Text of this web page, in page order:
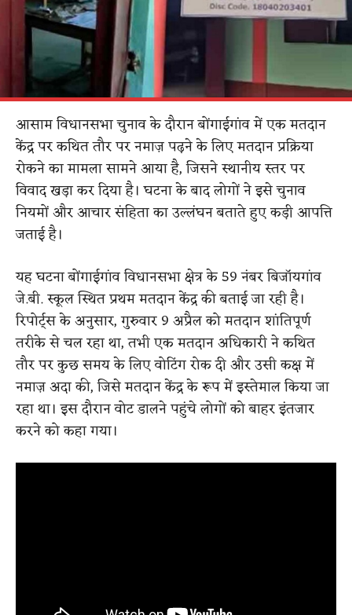
आसाम विधानसभा चुनाव के दौरान बोंगाईगांव में एक मतदान
केंद्र पर कथित तौर पर नमाज़ पढ़ने के लिए मतदान प्रक्रिया
रोकने का मामला सामने आया है, जिसने स्थानीय स्तर पर
विवाद खड़ा कर दिया है। घटना के बाद लोगों ने इसे चुनाव
नियमों और आचार संहिता का उल्लंघन बताते हुए कड़ी आपत्ति
जताई है।
यह घटना बोंगाईगांव विधानसभा क्षेत्र के 59 नंबर बिजॉयगांव
जे.बी. स्कूल स्थित प्रथम मतदान केंद्र की बताई जा रही है।
रिपोर्ट्स के अनुसार, गुरुवार 9 अप्रैल को मतदान शांतिपूर्ण
तरीके से चल रहा था, तभी एक मतदान अधिकारी ने कथित
तौर पर कुछ समय के लिए वोटिंग रोक दी और उसी कक्ष में
नमाज़ अदा की, जिसे मतदान केंद्र के रूप में इस्तेमाल किया जा
रहा था। इस दौरान वोट डालने पहुंचे लोगों को बाहर इंतजार
करने को कहा गया।